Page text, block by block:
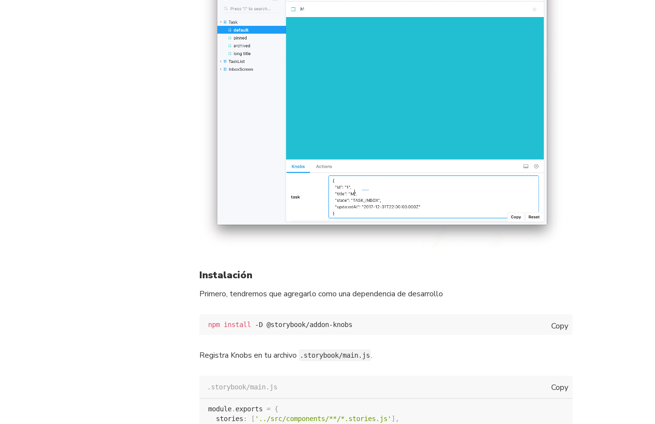
Instalación
Primero, tendremos que agregarlo como una dependencia de desarrollo
Copy
npm install
Registra Knobs en tu archivo .storybook/main.js .
Copy
.storybook/main.js
module. exports = {
  stories
: [ '../src/components/**/*.stories.js' ] ,